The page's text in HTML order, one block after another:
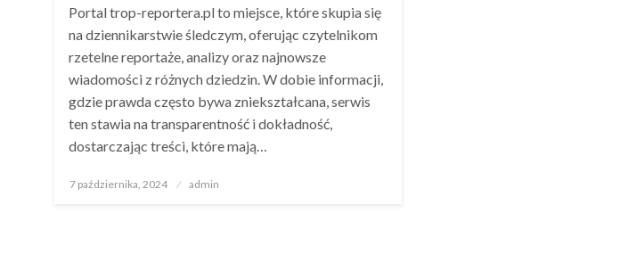
Portal trop-reportera.pl to miejsce, które skupia się
na dziennikarstwie śledczym, oferując czytelnikom
rzetelne reportaże, analizy oraz najnowsze
wiadomości z różnych dziedzin. W dobie informacji,
gdzie prawda często bywa zniekształcana, serwis
ten stawia na transparentność i dokładność,
dostarczając treści, które mają…
Opublikowane
7 października, 2024 admin